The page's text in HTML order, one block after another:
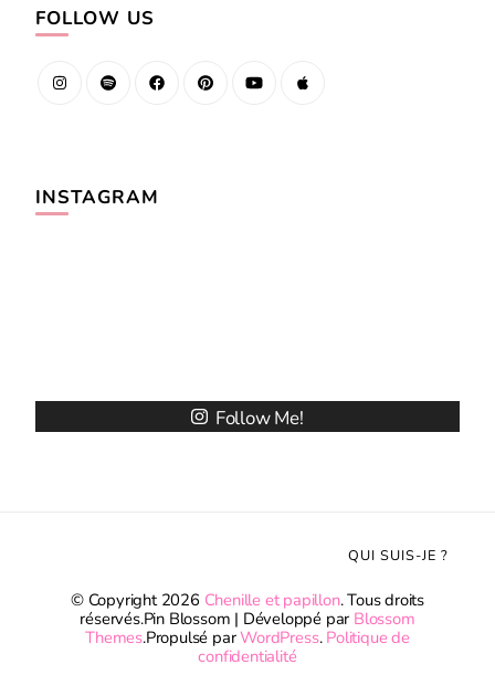
FOLLOW US
INSTAGRAM
Follow Me!
© Copyright 2026 Chenille et papillon. Tous droits
réservés.Pin Blossom | Développé par Blossom
Themes.Propulsé parWordPress. Politique de
confidentialité
QUI SUIS-JE ?